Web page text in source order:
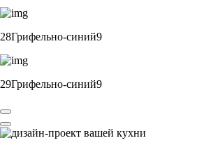
28Грифельно-синий9
29Грифельно-синий9